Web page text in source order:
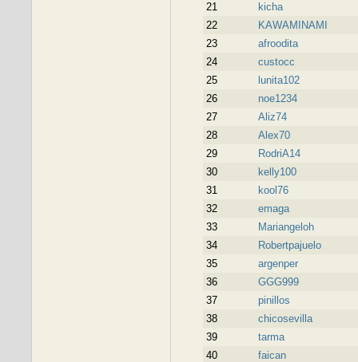
21
kicha
22
KAWAMINAMI
23
afroodita
24
custocc
25
lunita102
26
noe1234
27
Aliz74
28
Alex70
29
RodriA14
30
kelly100
31
kool76
32
emaga
33
Mariangeloh
34
Robertpajuelo
35
argenper
36
GGG999
37
pinillos
38
chicosevilla
39
tarma
40
faican